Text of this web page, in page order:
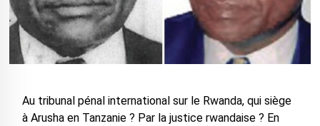
Au tribunal pénal international sur le Rwanda, qui siège
à Arusha en Tanzanie ? Par la justice rwandaise ? En